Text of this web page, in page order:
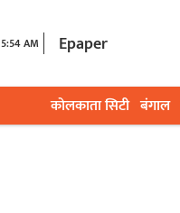
5:54 AM Epaper
कोलकाता सिटी बंगाल